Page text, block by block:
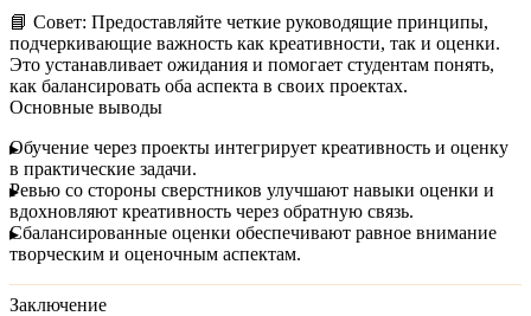
📘 Совет: Предоставляйте четкие руководящие принципы,
подчеркивающие важность как креативности, так и оценки.
Это устанавливает ожидания и помогает студентам понять,
как балансировать оба аспекта в своих проектах.
Основные выводы
Обучение через проекты интегрирует креативность и оценку
в практические задачи.
Ревью со стороны сверстников улучшают навыки оценки и
вдохновляют креативность через обратную связь.
Сбалансированные оценки обеспечивают равное внимание
творческим и оценочным аспектам.
Заключение